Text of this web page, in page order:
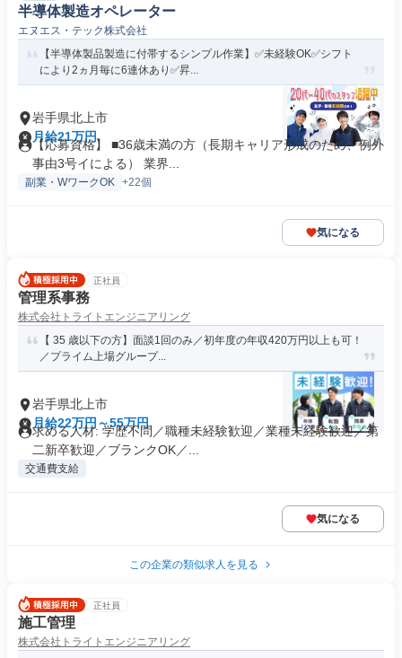
半導体製造オペレーター
エヌエス・テック株式会社
【半導体製品製造に付帯するシンプル作業】✅未経験OK✅シフト
により2ヵ月毎に6連休あり✅昇...
岩手県北上市
月給21万円
【応募資格】 ■36歳未満の方（長期キャリア形成のため、例外
事由3号イによる） 業界...
副業・WワークOK +22個
気になる
正社員
管理系事務
株式会社トライトエンジニアリング
【 35 歳以下の方】面談1回のみ／初年度の年収420万円以上も可！
／プライム上場グループ...
岩手県北上市
月給22万円～55万円
求める人材: 学歴不問／職種未経験歓迎／業種未経験歓迎／第
二新卒歓迎／ブランクOK／...
交通費支給
気になる
この企業の類似求人を見る
正社員
施工管理
株式会社トライトエンジニアリング